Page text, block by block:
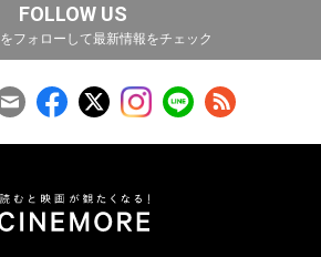
FOLLOW US
をフォローして最新情報をチェック